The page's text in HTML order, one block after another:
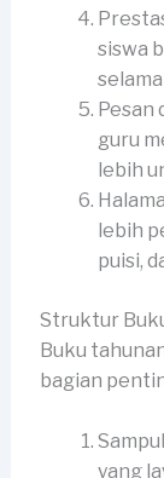
siswa
Pesan
guru
lebih
lebih
puisi,
Struktur
Buku
bagian
yang